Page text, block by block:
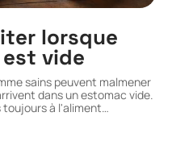
lorsque
est vide
sains peuvent malmener
dans un estomac vide.
toujours à l'aliment…